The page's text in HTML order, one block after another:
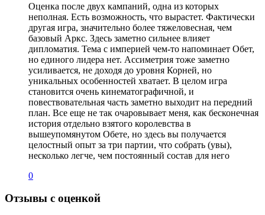
Оценка после двух кампаний, одна из которых
неполная. Есть возможность, что вырастет. Фактически
другая игра, значительно более тяжеловесная, чем
базовый Аркс. Здесь заметно сильнее влияет
дипломатия. Тема с империей чем-то напоминает Обет,
но единого лидера нет. Ассиметрия тоже заметно
усиливается, не доходя до уровня Корней, но
уникальных особенностей хватает. В целом игра
становится очень кинематографичной, и
повествовательная часть заметно выходит на передний
план. Все еще не так очаровывает меня, как бесконечная
история отдельно взятого королевства в
вышеупомянутом Обете, но здесь вы получается
целостный опыт за три партии, что собрать (увы),
несколько легче, чем постоянный состав для него
0
Отзывы с оценкой